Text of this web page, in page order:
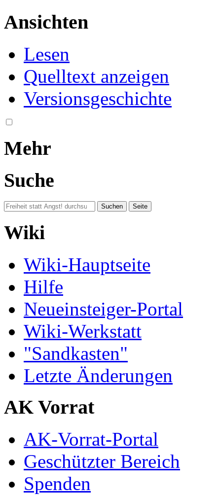
Ansichten
Lesen
Quelltext anzeigen
Versionsgeschichte
Mehr
Suche
Wiki
Wiki-Hauptseite
Hilfe
Neueinsteiger-Portal
Wiki-Werkstatt
"Sandkasten"
Letzte Änderungen
AK Vorrat
AK-Vorrat-Portal
Geschützter Bereich
Spenden